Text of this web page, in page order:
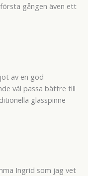
gången även ett
av en god
väl passa bättre till
glasspinne
Ingrid som jag vet